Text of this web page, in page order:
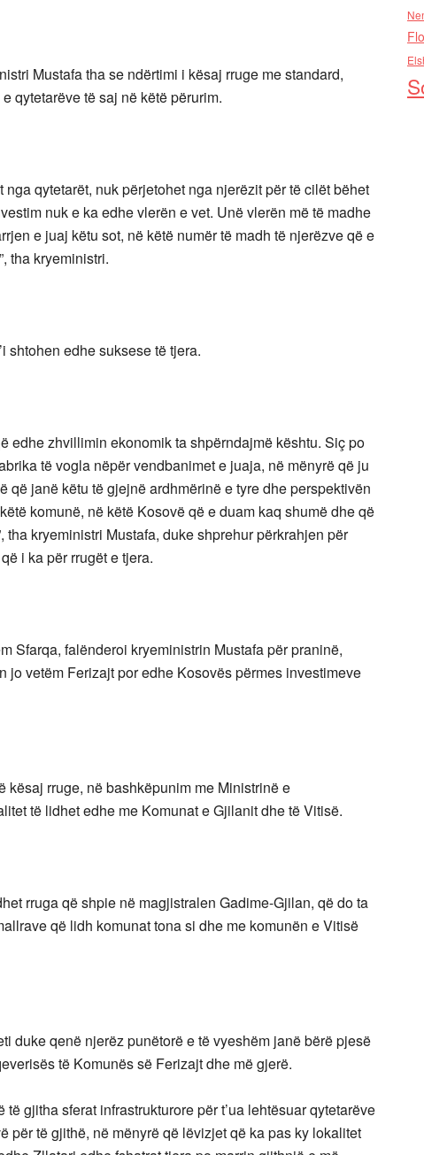
Mustafa tha se ndërtimi i kësaj rruge me standard,
qytetarëve të saj në këtë përurim.
qytetarët, nuk përjetohet nga njerëzit për të cilët bëhet
nuk e ka edhe vlerën e vet. Unë vlerën më të madhe
e juaj këtu sot, në këtë numër të madh të njerëzve që e
tha kryeministri.
shtohen edhe suksese të tjera.
edhe zhvillimin ekonomik ta shpërndajmë kështu. Siç po
të vogla nëpër vendbanimet e juaja, në mënyrë që ju
që janë këtu të gjejnë ardhmërinë e tyre dhe perspektivën
komunë, në këtë Kosovë që e duam kaq shumë dhe që
kryeministri Mustafa, duke shprehur përkrahjen për
i ka për rrugët e tjera.
Sfarqa, falënderoi kryeministrin Mustafa për praninë,
jo vetëm Ferizajt por edhe Kosovës përmes investimeve
kësaj rruge, në bashkëpunim me Ministrinë e
të lidhet edhe me Komunat e Gjilanit dhe të Vitisë.
rruga që shpie në magjistralen Gadime-Gjilan, që do ta
që lidh komunat tona si dhe me komunën e Vitisë
duke qenë njerëz punëtorë e të vyeshëm janë bërë pjesë
të Komunës së Ferizajt dhe më gjerë.
gjitha sferat infrastrukturore për t’ua lehtësuar qytetarëve
për të gjithë, në mënyrë që lëvizjet që ka pas ky lokalitet